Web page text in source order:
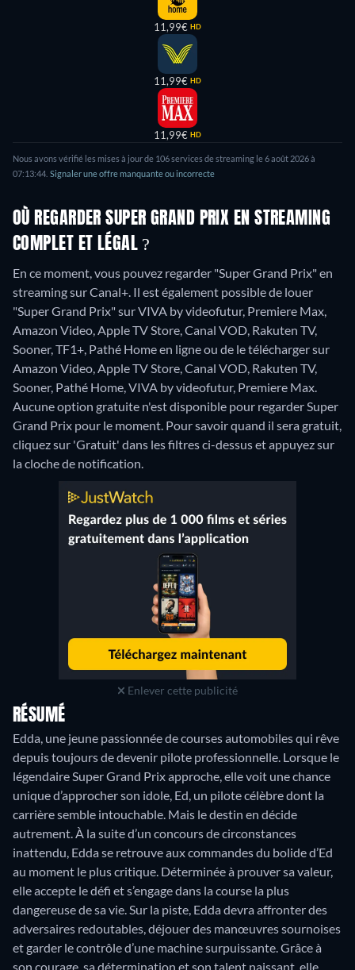
11,99€ HD
11,99€ HD
11,99€ HD
Nous avons vérifié les mises à jour de 106 services de streaming le 6 août 2026 à
07:13:44. Signaler une offre manquante ou incorrecte
OÙ REGARDER SUPER GRAND PRIX EN STREAMING
COMPLET ET LÉGAL ?
En ce moment, vous pouvez regarder "Super Grand Prix" en
streaming sur Canal+. Il est également possible de louer
"Super Grand Prix" sur VIVA by videofutur, Premiere Max,
Amazon Video, Apple TV Store, Canal VOD, Rakuten TV,
Sooner, TF1+, Pathé Home en ligne ou de le télécharger sur
Amazon Video, Apple TV Store, Canal VOD, Rakuten TV,
Sooner, Pathé Home, VIVA by videofutur, Premiere Max.
Aucune option gratuite n'est disponible pour regarder Super
Grand Prix pour le moment. Pour savoir quand il sera gratuit,
cliquez sur 'Gratuit' dans les filtres ci-dessus et appuyez sur
la cloche de notification.
Enlever cette publicité
RÉSUMÉ
Edda, une jeune passionnée de courses automobiles qui rêve
depuis toujours de devenir pilote professionnelle. Lorsque le
légendaire Super Grand Prix approche, elle voit une chance
unique d’approcher son idole, Ed, un pilote célèbre dont la
carrière semble intouchable. Mais le destin en décide
autrement. À la suite d’un concours de circonstances
inattendu, Edda se retrouve aux commandes du bolide d’Ed
au moment le plus critique. Déterminée à prouver sa valeur,
elle accepte le défi et s’engage dans la course la plus
dangereuse de sa vie. Sur la piste, Edda devra affronter des
adversaires redoutables, déjouer des manœuvres sournoises
et garder le contrôle d’une machine surpuissante. Grâce à
son courage, sa détermination et son talent naissant, elle